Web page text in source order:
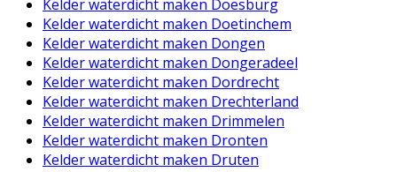
Kelder waterdicht maken Doesburg
Kelder waterdicht maken Doetinchem
Kelder waterdicht maken Dongen
Kelder waterdicht maken Dongeradeel
Kelder waterdicht maken Dordrecht
Kelder waterdicht maken Drechterland
Kelder waterdicht maken Drimmelen
Kelder waterdicht maken Dronten
Kelder waterdicht maken Druten